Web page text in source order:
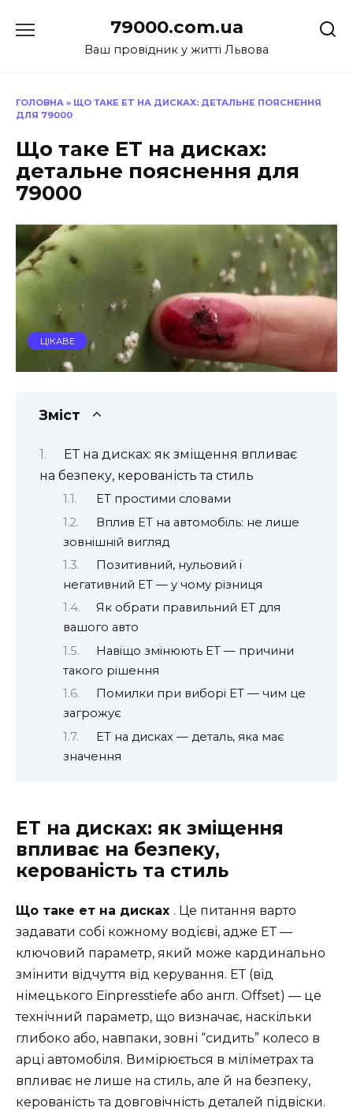
до
79000.com.ua
Ваш провідник у житті Львова
ГОЛОВНА » ЩО ТАКЕ ET НА ДИСКАХ: ДЕТАЛЬНЕ ПОЯСНЕННЯ
ДЛЯ 79000
Що таке ET на дисках:
детальне пояснення для
79000
ЦІКАВЕ
Зміст
ЕТ на дисках: як зміщення впливає
на безпеку, керованість та стиль
ЕТ простими словами
Вплив ЕТ на автомобіль: не лише
зовнішній вигляд
Позитивний, нульовий і
негативний ЕТ — у чому різниця
Як обрати правильний ЕТ для
вашого авто
Навіщо змінюють ЕТ — причини
такого рішення
Помилки при виборі ЕТ — чим це
загрожує
ЕТ на дисках — деталь, яка має
значення
ЕТ на дисках: як зміщення
впливає на безпеку,
керованість та стиль
Що таке ет на дисках . Це питання варто
задавати собі кожному водієві, адже ЕТ —
ключовий параметр, який може кардинально
змінити відчуття від керування. ЕТ (від
німецького Einpresstiefe або англ. Offset) — це
технічний параметр, що визначає, наскільки
глибоко або, навпаки, зовні “сидить” колесо в
арці автомобіля. Вимірюється в міліметрах та
впливає не лише на стиль, але й на безпеку,
керованість та довговічність деталей підвіски.